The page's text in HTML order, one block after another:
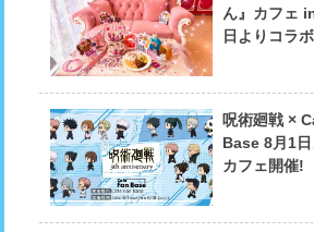
ん』カフェ
日よりコラ
呪術廻戦 ×
Base 8月1
カフェ開催!